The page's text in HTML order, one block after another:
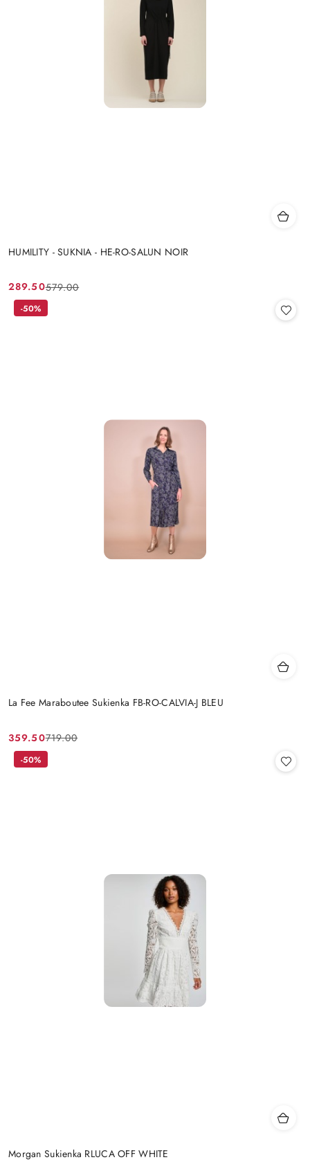
HUMILITY - SUKNIA - HE-RO-SALUN NOIR
Cena
promocyjna:
289.50
Cena
przed
579.00
La Fee Maraboutee Sukienka FB-RO-CALVIA-J BLEU
Cena
promocyjna:
359.50
Cena
przed
719.00
-50%
Morgan Sukienka RLUCA OFF WHITE
-50%